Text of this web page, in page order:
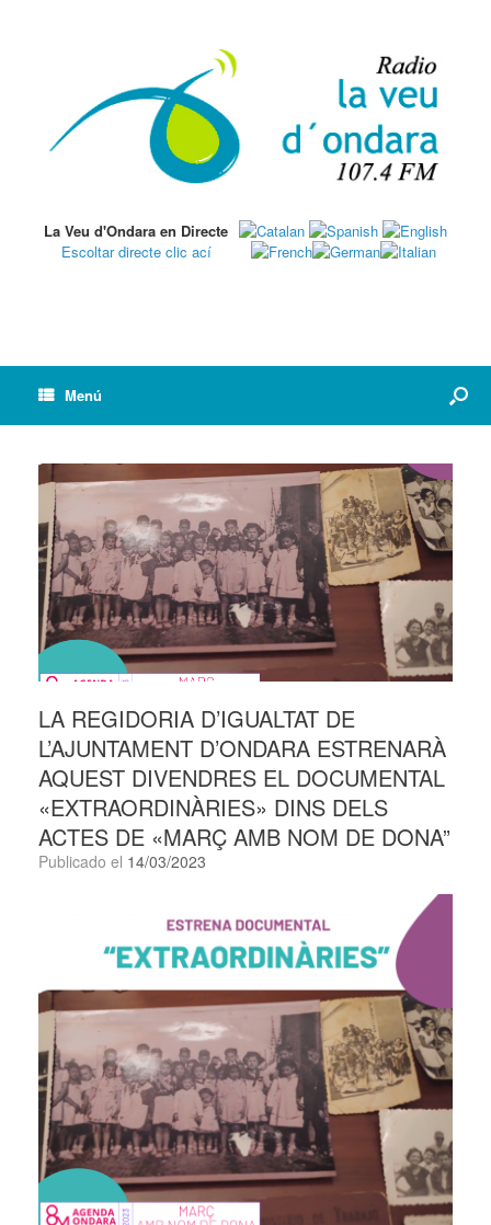
La Veu d'Ondara en Directe
Escoltar directe clic ací
Menú
LA REGIDORIA D’IGUALTAT DE
L’AJUNTAMENT D’ONDARA ESTRENARÀ
AQUEST DIVENDRES EL DOCUMENTAL
«EXTRAORDINÀRIES» DINS DELS
ACTES DE «MARÇ AMB NOM DE DONA”
Publicado el 14/03/2023